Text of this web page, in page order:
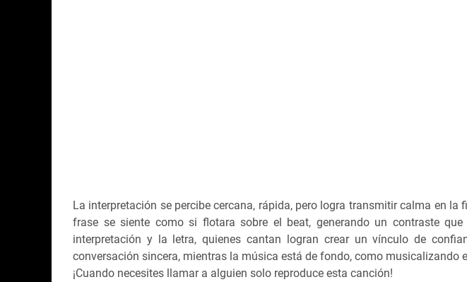
La interpretación se percibe cercana, rápida, pero logra transmitir calma en la
frase se siente como si flotara sobre el beat, generando un contraste
interpretación y la letra, quienes cantan logran crear un vínculo de
conversación sincera, mientras la música está de fondo, como musicalizando
¡Cuando necesites llamar a alguien solo reproduce esta canción!